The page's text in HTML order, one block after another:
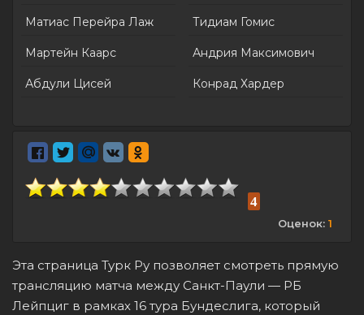
Эта страница Турк Ру позволяет смотреть прямую
трансляцию матча между Санкт-Паули — РБ
Лейпциг в рамках 16 тура Бундеслига, который
Матиас Перейра Лаж
Мартейн Каарс
Абдули Цисей
Тидиам Гомис
Андрия Максимович
Конрад Хардер
4
Оценок: 1